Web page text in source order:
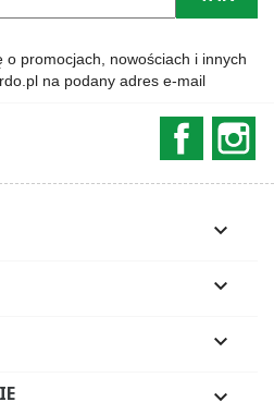
o promocjach, nowościach i innych
na podany adres e-mail


